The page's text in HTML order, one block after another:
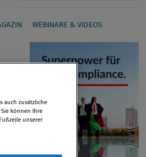
WEBINARE & VIDEOS
auch zusätzliche
können Ihre
unserer